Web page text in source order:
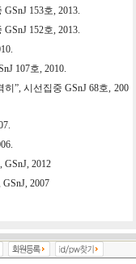
153호, 2013.
152호, 2013.
107호, 2010.
”, 시선집중 GSnJ 68호, 200
2012
2007